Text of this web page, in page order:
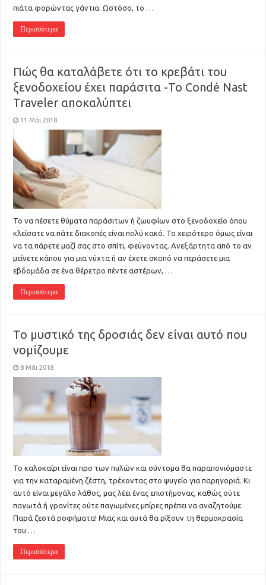
πιάτα φορώντας γάντια. Ωστόσο, το …
Περισσότερα
Πώς θα καταλάβετε ότι το κρεβάτι του
ξενοδοχείου έχει παράσιτα -To Condé Nast
Traveler αποκαλύπτει
11 Μάι 2018
Το να πέσετε θύματα παράσιτων ή ζωυφίων στο ξενοδοχείο όπου
κλείσατε να πάτε διακοπές είναι πολύ κακό. Το χειρότερο όμως είναι
να τα πάρετε μαζί σας στο σπίτι, φεύγοντας. Ανεξάρτητα από το αν
μείνετε κάπου για μια νύχτα ή αν έχετε σκοπό να περάσετε μια
εβδομάδα σε ένα θέρετρο πέντε αστέρων, …
Περισσότερα
Το μυστικό της δροσιάς δεν είναι αυτό που
νομίζουμε
8 Μάι 2018
Το καλοκαίρι είναι προ των πυλών και σύντομα θα παραπονιόμαστε
για την καταραμένη ζέστη, τρέχοντας στο ψυγείο για παρηγοριά. Κι
αυτό είναι μεγάλο λάθος, μας λέει ένας επιστήμονας, καθώς ούτε
παγωτά ή γρανίτες ούτε παγωμένες μπίρες πρέπει να αναζητούμε.
Παρά ζεστά ροφήματα! Μιας και αυτά θα ρίξουν τη θερμοκρασία
του …
Περισσότερα